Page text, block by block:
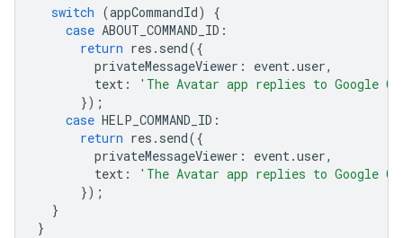
switch (appCommandId)
{
case ABOUT_COMMAND_ID :
return res . send({
privateMessageViewer : event.user,
text :
'The Avatar app replies to Google
});
case HELP_COMMAND_ID :
return res . send({
privateMessageViewer : event.user,
text :
'The Avatar app replies to Google
});
}
}